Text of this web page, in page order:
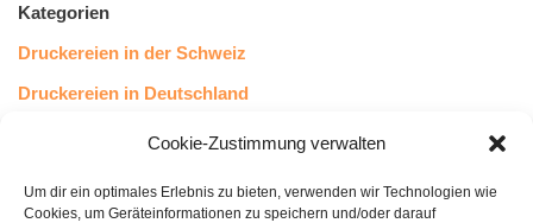
Cookie-Zustimmung verwalten
Um dir ein optimales Erlebnis zu bieten, verwenden wir Technologien wie
Cookies, um Geräteinformationen zu speichern und/oder darauf
Kategorien
Druckereien in der Schweiz
Druckereien in Deutschland
Druckereien in Österreich
Kundenstimmen